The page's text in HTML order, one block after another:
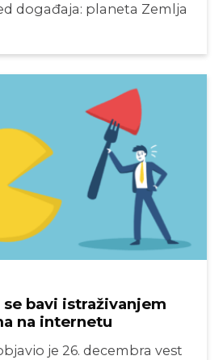
događaja: planeta Zemlja
bavi istraživanjem
na internetu
je 26. decembra vest